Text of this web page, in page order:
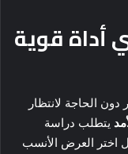
أداة قوية
الحاجة لانتظار
يتطلب دراسة
اختر العرض الأنسب